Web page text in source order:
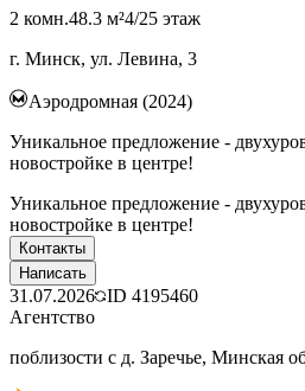
2 комн.48.3 м²4/25 этаж
г. Минск, ул. Левина, 3
Аэродромная (2024)
Уникальное предложение -
новостройке в центре!
Уникальное предложение -
новостройке в центре!
Контакты
Написать
31.07.2026 ID 4195460
Агентство
поблизости с д. Заречье, Минская